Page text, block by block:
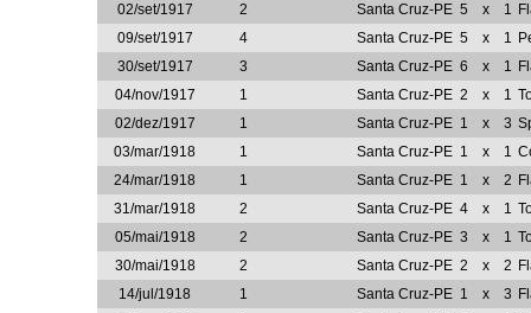
02/set/1917
2 Santa Cruz-PE 5 x 1
09/set/1917
4 Santa Cruz-PE 5 x 1
30/set/1917
3 Santa Cruz-PE 6 x 1
04/nov/1917
1 Santa Cruz-PE 2 x 1
02/dez/1917
1 Santa Cruz-PE 1 x 3
03/mar/1918
1 Santa Cruz-PE 1 x 1
24/mar/1918
1 Santa Cruz-PE 1 x 2
31/mar/1918
2 Santa Cruz-PE 4 x 1
05/mai/1918
2 Santa Cruz-PE 3 x 1
30/mai/1918
2 Santa Cruz-PE 2 x 2
14/jul/1918
1 Santa Cruz-PE 1 x 3